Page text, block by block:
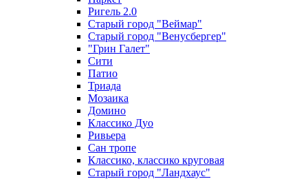
Ригель 2.0
Старый город "Веймар"
Старый город "Венусбергер"
"Грин Галет"
Сити
Патио
Триада
Мозаика
Домино
Классико Дуо
Ривьера
Сан тропе
Классико, классико круговая
Старый город "Ландхаус"